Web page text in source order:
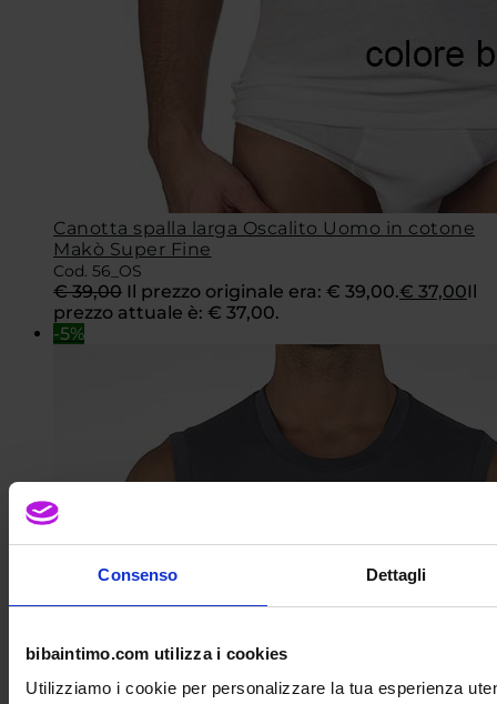
Consenso Dettagli
bibaintimo.com utilizza i cookies
Utilizziamo i cookie per personalizzare la tua esperienza
Canotta spalla larga Oscalito Uomo in cotone
Makò Super Fine
Cod. 56_OS
€39,00 Il prezzo originale era: € 39,00.€ 37,00Il
prezzo attuale è: € 37,00.
-5%